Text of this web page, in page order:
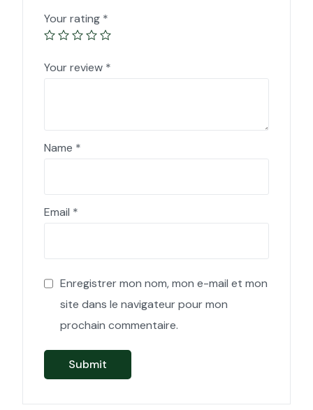
Your rating *
Your review *
Name *
Email *
Enregistrer mon nom, mon e-mail et mon
site dans le navigateur pour mon
prochain commentaire.